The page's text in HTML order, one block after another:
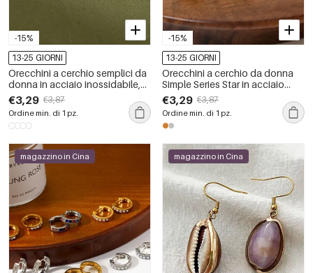
-15%
13-25 GIORNI
Orecchini a cerchio semplici da
donna in acciaio inossidabile,
impermeabili, color oro con
strass.
€3,29 €3,87
Ordine min. di 1 pz.
-15%
13-25 GIORNI
Orecchini a cerchio da donna
Simple Series Star in acciaio
inossidabile, impermeabili, color
oro, con strass.
€3,29 €3,87
Ordine min. di 1 pz.
magazzino in Cina magazzino in Cina